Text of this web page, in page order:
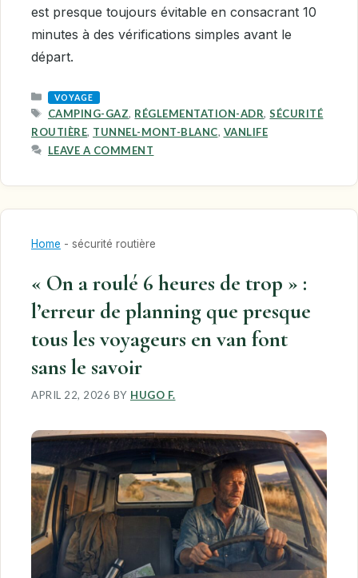
est presque toujours évitable en consacrant 10
minutes à des vérifications simples avant le
départ.
CATEGORIES
VOYAGE
TAGS
CAMPING-GAZ, RÉGLEMENTATION-ADR,SÉCURITÉ
ROUTIÈRE, TUNNEL-MONT-BLANC, VANLIFE
LEAVE A COMMENT
Home - sécurité routière
« On a roulé 6 heures de trop » :
l’erreur de planning que presque
tous les voyageurs en van font
sans le savoir
APRIL 22, 2026 BY HUGO F.